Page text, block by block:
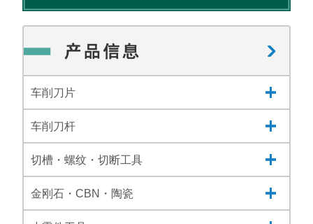
车削刀片
车削刀杆
切槽・螺纹・切断工具
金刚石・CBN・陶瓷